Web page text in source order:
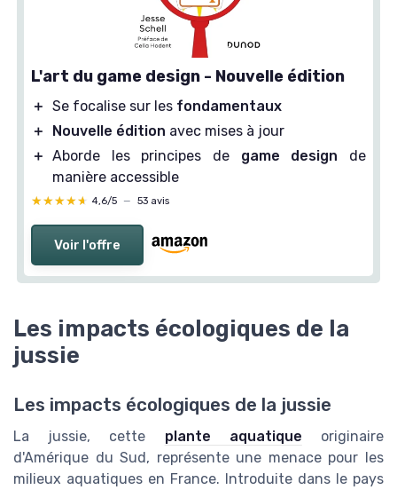
L'art du game design - Nouvelle édition
＋ Se focalise sur les fondamentaux
＋
Nouvelle édition avec mises à jour
＋ Aborde les principes de game design de
manière accessible
★★★★★
★★★★★ 4,6/5 — 53 avis
Voir l'offre
Les impacts écologiques de la
jussie
Les impacts écologiques de la jussie
La jussie, cette plante aquatique originaire
d'Amérique du Sud, représente une menace pour les
milieux aquatiques en France. Introduite dans le pays